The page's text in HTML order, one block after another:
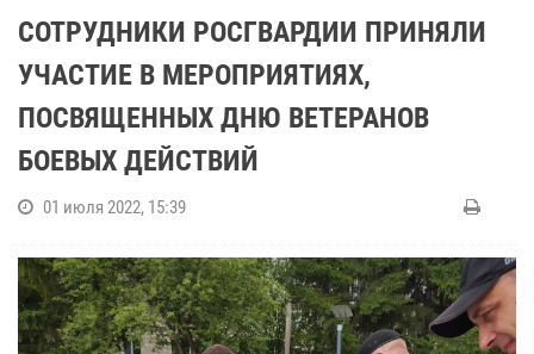
СОТРУДНИКИ РОСГВАРДИИ ПРИНЯЛИ
УЧАСТИЕ В МЕРОПРИЯТИЯХ,
ПОСВЯЩЕННЫХ ДНЮ ВЕТЕРАНОВ
БОЕВЫХ ДЕЙСТВИЙ
01 июля 2022, 15:39